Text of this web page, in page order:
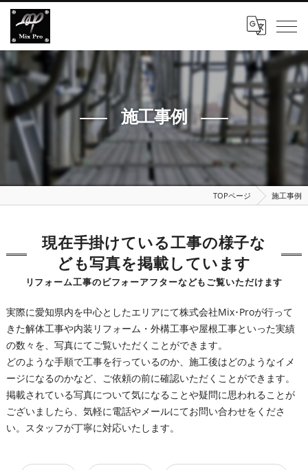
施工事例
TOPページ 施工事例
現在手掛けている工事の様子な
ども写真を掲載しています
リフォーム工事のビフォーアフターなどもご覧いただけます
実際に愛知県内を中心としたエリアにて株式会社Mix･Proが行って
きた解体工事や内装リフォーム・外構工事や屋根工事といった実績
の数々を、写真にてご覧いただくことができます。
どのような手順で工事を行っているのか、施工後はどのようなイメ
ージになるのかなど、ご依頼の前に確認いただくことができます。
掲載されている写真について気になることや疑問に思われることが
ございましたら、気軽に電話やメールにてお問い合わせをくださ
い。スタッフが丁寧に対応いたします。